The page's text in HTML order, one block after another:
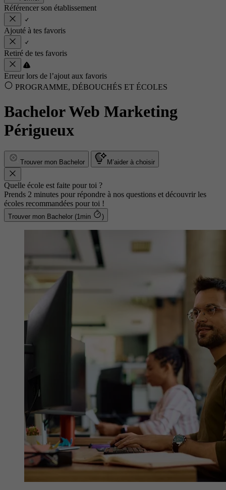
Référencer son établissement
Ajouté à tes favoris
Retiré de tes favoris
Erreur lors de l’ajout aux favoris
PROGRAMME, DÉBOUCHÉS ET ÉCOLES
Bachelor Web Marketing
Périgueux
Trouver mon Bachelor M’aider à choisir
Quelle école est faite pour toi ?
Prends 2 minutes pour répondre à nos questions et découvrir les
écoles recommandées pour toi !
Trouver mon Bachelor (1min )